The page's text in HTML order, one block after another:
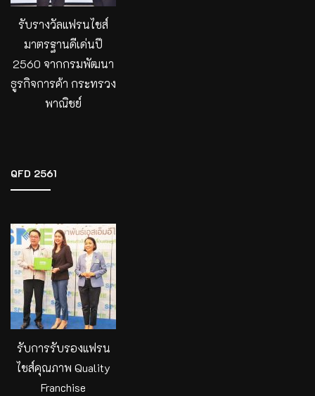
รับรางวัลแฟรนไชส์
มาตรฐานดีเด่นปี
2560 จากกรมพัฒนา
ธูรกิจการค้า กระทรวง
พาณิชย์
QFD 2561
รับการรับรองแฟรน
ไชส์คุณภาพ Quality
Franchise